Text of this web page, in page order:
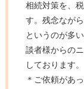
相続対策を、
す。残念なが
というのが多
談者様からの
しております。
＊ご依頼があ